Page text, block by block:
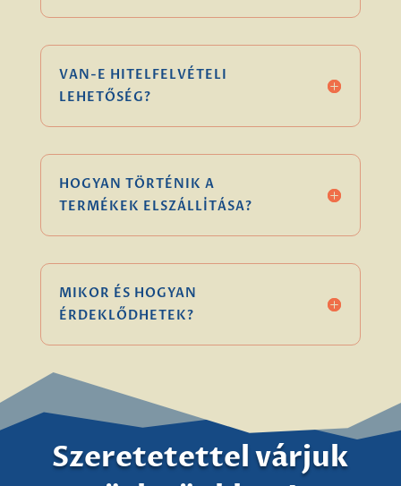
VAN-E HITELFELVÉTELI
LEHETŐSÉG?
HOGYAN TÖRTÉNIK A
TERMÉKEK ELSZÁLLÍTÁSA?
MIKOR ÉS HOGYAN
ÉRDEKLŐDHETEK?
Szeretetettel várjuk